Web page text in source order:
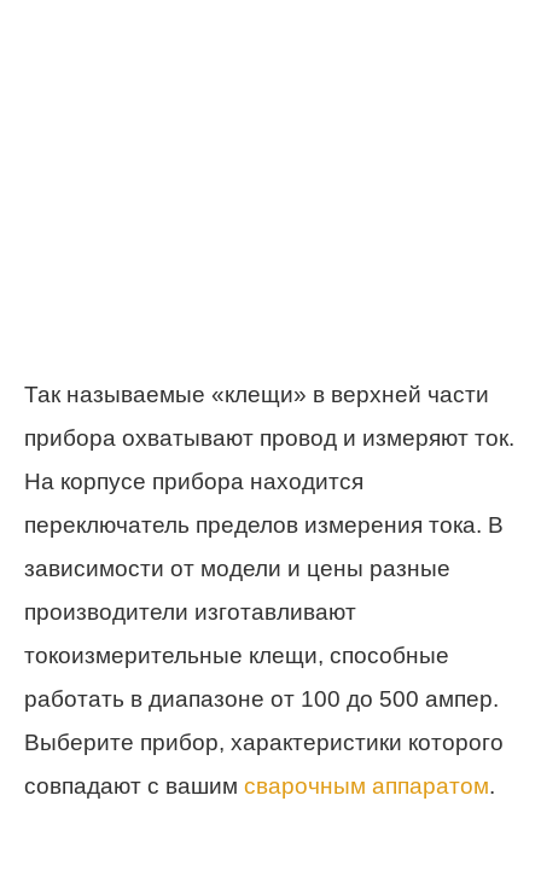
Так называемые «клещи» в верхней части
прибора охватывают провод и измеряют ток.
На корпусе прибора находится
переключатель пределов измерения тока. В
зависимости от модели и цены разные
производители изготавливают
токоизмерительные клещи, способные
работать в диапазоне от 100 до 500 ампер.
Выберите прибор, характеристики которого
совпадают с вашим сварочным аппаратом.